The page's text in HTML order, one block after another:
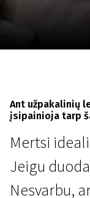
Ant užpakalinių
įsipainioja tarp
Mertsi
Jeigu
Nesvarbu,